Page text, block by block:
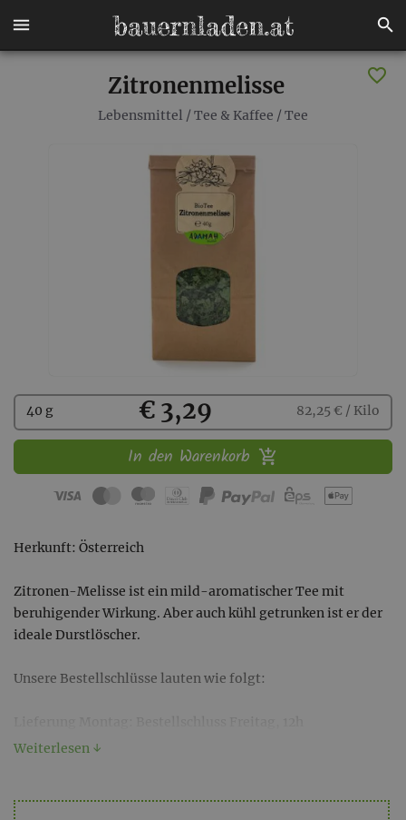
Zitronenmelisse
Lebensmittel / Tee & Kaffee / Tee
Kaufen
40 g € 3,29 82,25 € / Kilo
In den Warenkorb
Herkunft: Österreich
Zitronen-Melisse ist ein mild-aromatischer Tee mit
beruhigender Wirkung. Aber auch kühl getrunken ist er der
ideale Durstlöscher.
Unsere Bestellschlüsse lauten wie folgt:
Lieferung Dienstag: Bestellschluss Freitag, 12h
Lieferung Freitag: Bestellschluss Mittwoch, 9h
Weiterlesen ↓